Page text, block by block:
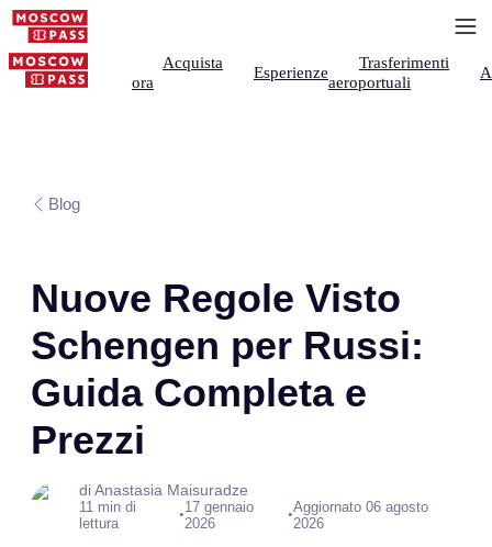
Acquista
ora
Esperienze
Trasferimenti
aeroportuali
Blog
Nuove Regole Visto
Schengen per Russi:
Guida Completa e
Prezzi
di Anastasia Maisuradze
11 min di
lettura
•17 gennaio
2026
•Aggiornato 06 agosto
2026